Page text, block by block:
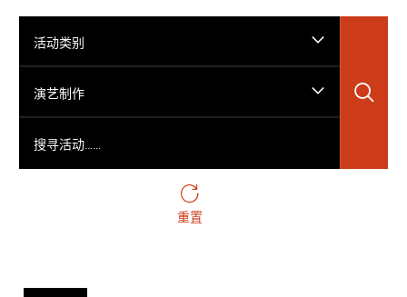
活动类别
演艺制作
重置